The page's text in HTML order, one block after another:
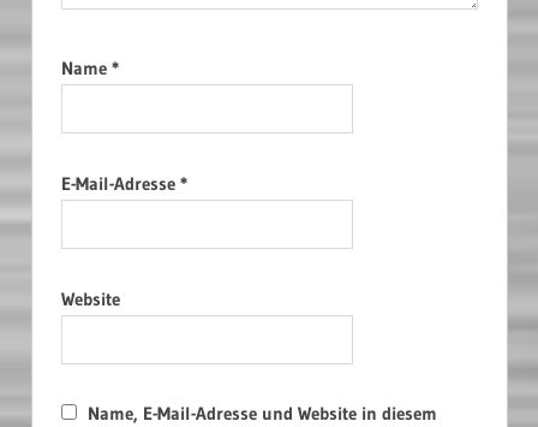
Name *
E-Mail-Adresse *
Website
Name, E-Mail-Adresse und Website in diesem